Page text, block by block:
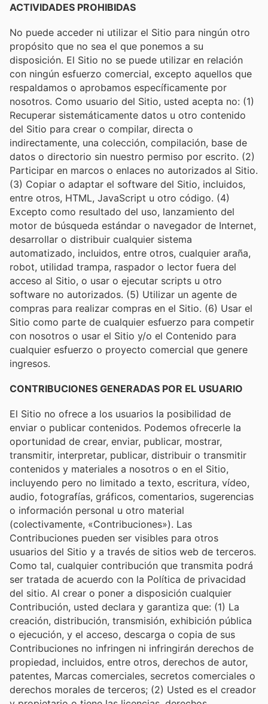
ACTIVIDADES PROHIBIDAS
No puede acceder ni utilizar el Sitio para ningún otro
propósito que no sea el que ponemos a su
disposición. El Sitio no se puede utilizar en relación
con ningún esfuerzo comercial, excepto aquellos que
respaldamos o aprobamos específicamente por
nosotros. Como usuario del Sitio, usted acepta no: (1)
Recuperar sistemáticamente datos u otro contenido
del Sitio para crear o compilar, directa o
indirectamente, una colección, compilación, base de
datos o directorio sin nuestro permiso por escrito. (2)
Participar en marcos o enlaces no autorizados al Sitio.
(3) Copiar o adaptar el software del Sitio, incluidos,
entre otros, HTML, JavaScript u otro código. (4)
Excepto como resultado del uso, lanzamiento del
motor de búsqueda estándar o navegador de Internet,
desarrollar o distribuir cualquier sistema
automatizado, incluidos, entre otros, cualquier araña,
robot, utilidad trampa, raspador o lector fuera del
acceso al Sitio, o usar o ejecutar scripts u otro
software no autorizados. (5) Utilizar un agente de
compras para realizar compras en el Sitio. (6) Usar el
Sitio como parte de cualquier esfuerzo para competir
con nosotros o usar el Sitio y/o el Contenido para
cualquier esfuerzo o proyecto comercial que genere
ingresos.
CONTRIBUCIONES GENERADAS POR EL USUARIO
El Sitio no ofrece a los usuarios la posibilidad de
enviar o publicar contenidos. Podemos ofrecerle la
oportunidad de crear, enviar, publicar, mostrar,
transmitir, interpretar, publicar, distribuir o transmitir
contenidos y materiales a nosotros o en el Sitio,
incluyendo pero no limitado a texto, escritura, vídeo,
audio, fotografías, gráficos, comentarios, sugerencias
o información personal u otro material
(colectivamente, «Contribuciones»). Las
Contribuciones pueden ser visibles para otros
usuarios del Sitio y a través de sitios web de terceros.
Como tal, cualquier contribución que transmita podrá
ser tratada de acuerdo con la Política de privacidad
del sitio. Al crear o poner a disposición cualquier
Contribución, usted declara y garantiza que: (1) La
creación, distribución, transmisión, exhibición pública
o ejecución, y el acceso, descarga o copia de sus
Contribuciones no infringen ni infringirán derechos de
propiedad, incluidos, entre otros, derechos de autor,
patentes, Marcas comerciales, secretos comerciales o
derechos morales de terceros; (2) Usted es el creador